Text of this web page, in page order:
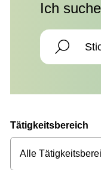
Ich suche
Tätigkeitsbereich
Alle